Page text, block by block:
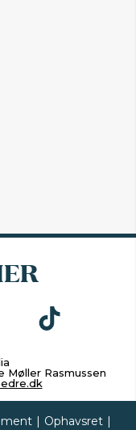
Møller Rasmussen
| Ophavsret |